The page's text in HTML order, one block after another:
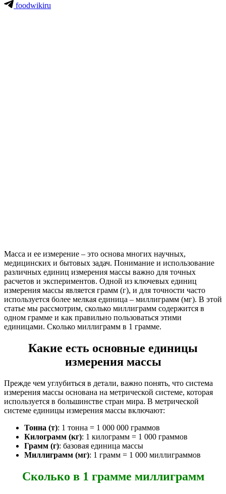
foodwikiru
Масса и ее измерение – это основа многих научных,
медицинских и бытовых задач. Понимание и использование
различных единиц измерения массы важно для точных
расчетов и экспериментов. Одной из ключевых единиц
измерения массы является грамм (г), и для точности часто
используется более мелкая единица – миллиграмм (мг). В этой
статье мы рассмотрим, сколько миллиграмм содержится в
одном грамме и как правильно пользоваться этими
единицами. Сколько миллиграмм в 1 грамме.
Какие есть основные единицы
измерения массы
Прежде чем углубиться в детали, важно понять, что система
измерения массы основана на метрической системе, которая
используется в большинстве стран мира. В метрической
системе единицы измерения массы включают:
Тонна (т): 1 тонна = 1 000 000 граммов
Килограмм (кг): 1 килограмм = 1 000 граммов
Грамм (г): базовая единица массы
Миллиграмм (мг): 1 грамм = 1 000 миллиграммов
Сколько в 1 грамме миллиграмм